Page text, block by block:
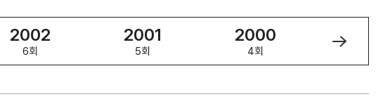
2002
6회
2001
5회
2000
4회